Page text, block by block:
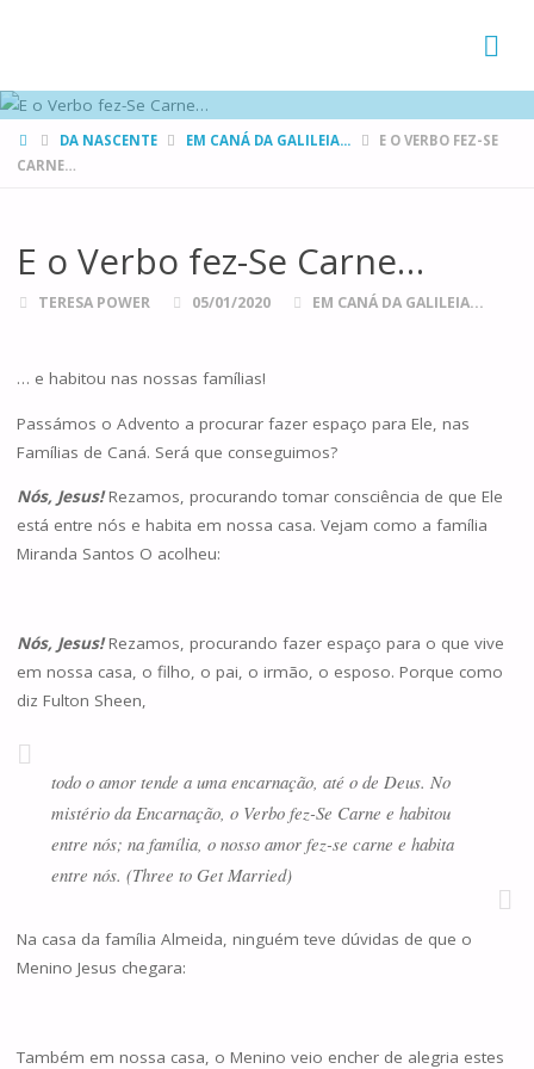
HOMEDA NASCENTE EM CANÁ DA GALILEIA...
E O VERBO FEZ-SE
CARNE…
E o Verbo fez-Se Carne…
TERESA POWER 05/01/2020 EM CANÁ DA GALILEIA...
… e habitou nas nossas famílias!
Passámos o Advento a procurar fazer espaço para Ele, nas
Famílias de Caná. Será que conseguimos?
Nós, Jesus!Rezamos, procurando tomar consciência de que Ele
está entre nós e habita em nossa casa. Vejam como a família
Miranda Santos O acolheu:
Nós, Jesus!Rezamos, procurando fazer espaço para o que vive
em nossa casa, o filho, o pai, o irmão, o esposo. Porque como
diz Fulton Sheen,
todo o amor tende a uma encarnação, até o de Deus. No
mistério da Encarnação, o Verbo fez-Se Carne e habitou
entre nós; na família, o nosso amor fez-se carne e habita
entre nós. (Three to Get Married)
Na casa da família Almeida, ninguém teve dúvidas de que o
Menino Jesus chegara:
Também em nossa casa, o Menino veio encher de alegria estes